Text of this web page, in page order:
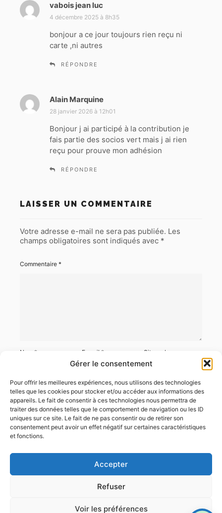
Gérer le consentement
Pour offrir les meilleures expériences, nous utilisons des technologies
telles que les cookies pour stocker et/ou accéder aux informations des
appareils. Le fait de consentir à ces technologies nous permettra de
traiter des données telles que le comportement de navigation ou les ID
uniques sur ce site. Le fait de ne pas consentir ou de retirer son
consentement peut avoir un effet négatif sur certaines caractéristiques
et fonctions.
Accepter
Refuser
Voir les préférences
vabois jean luc
4 décembre 2025 à 8h35
bonjour a ce jour toujours rien reçu ni
carte ,ni autres
RÉPONDRE
Alain Marquine
i
:
28 janvier 2026 à 12h01
Bonjour j ai participé à la contribution je
fais partie des socios vert mais j ai rien
reçu pour prouve mon adhésion
RÉPONDRE
LAISSER UN COMMENTAIRE
Votre adresse e-mail ne sera pas publiée. Les
champs obligatoires sont indiqués avec *
Commentaire *
Nom * E-mail* Site web
Enregistrer mon nom, mon e-mail et mon site dans le navigateur
pour mon prochain commentaire.